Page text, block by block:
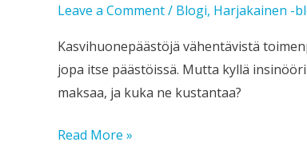
Leave a Comment/ Blogi, Harjakainen -
Kasvihuonepäästöjä vähentävistä
jopa itse päästöissä. Mutta kyllä
maksaa, ja kuka ne kustantaa?
Read More »